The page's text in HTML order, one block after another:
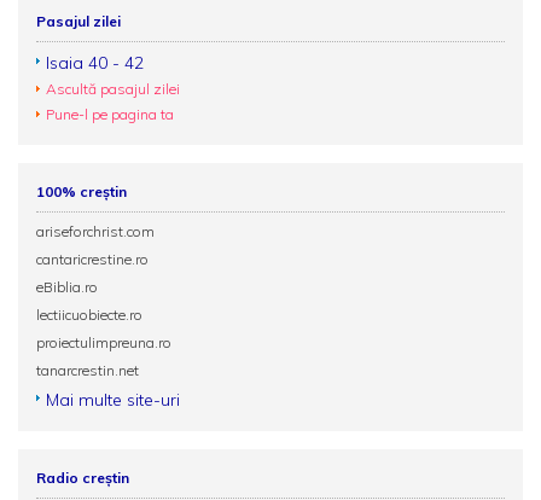
Pasajul zilei
Isaia 40 - 42
Ascultă pasajul zilei
Pune-l pe pagina ta
100% creștin
ariseforchrist.com
cantaricrestine.ro
eBiblia.ro
lectiicuobiecte.ro
proiectulimpreuna.ro
tanarcrestin.net
Mai multe site-uri
Radio creștin